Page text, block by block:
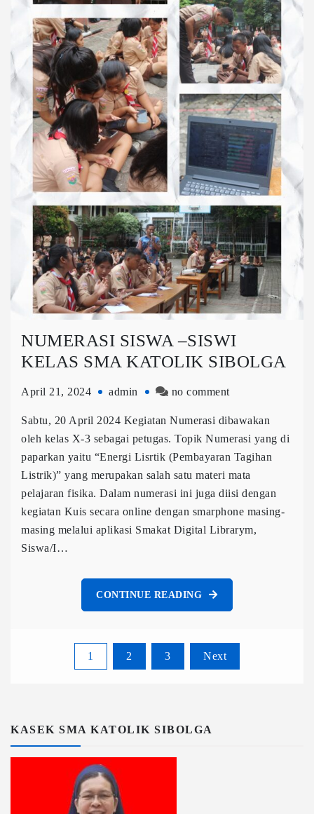
NUMERASI SISWA –SISWI
KELAS SMA KATOLIK SIBOLGA
April 21, 2024 admin no comment
Sabtu, 20 April 2024 Kegiatan Numerasi dibawakan
oleh kelas X-3 sebagai petugas. Topik Numerasi yang di
paparkan yaitu “Energi Lisrtik (Pembayaran Tagihan
Listrik)” yang merupakan salah satu materi mata
pelajaran fisika. Dalam numerasi ini juga diisi dengan
kegiatan Kuis secara online dengan smarphone masing-
masing melalui aplikasi Smakat Digital Librarym,
Siswa/I…
CONTINUE READING
1 2 3 Next
KASEK SMA KATOLIK SIBOLGA